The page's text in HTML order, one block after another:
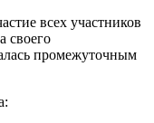
всех участников
своего
промежуточным